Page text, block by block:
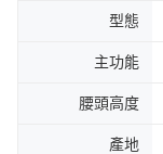
型態
主功能
腰頭高度
產地